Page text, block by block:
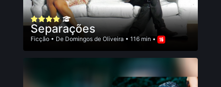
Separações
Ficção • De Domingos de Oliveira • 116 min •